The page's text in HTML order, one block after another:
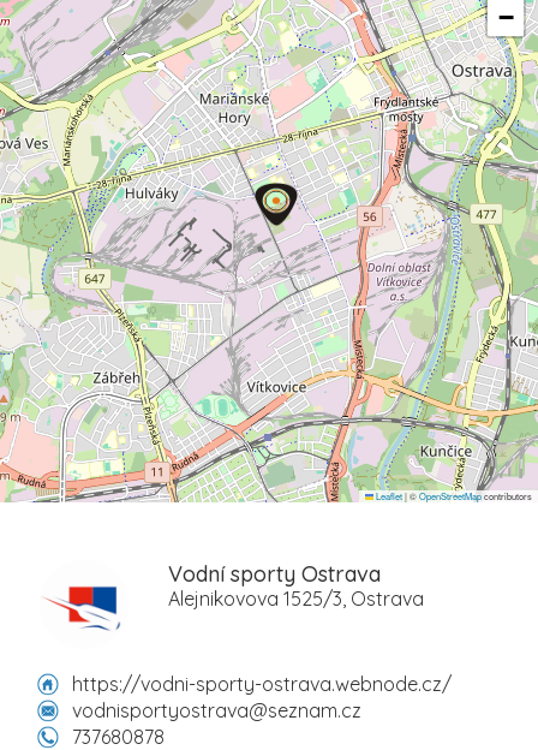
−
Leaflet|©OpenStreetMapcontributors
Vodní sporty Ostrava
Alejnikovova 1525/3, Ostrava
https://vodni-sporty-ostrava.webnode.cz/
vodnisportyostrava@seznam.cz
737680878